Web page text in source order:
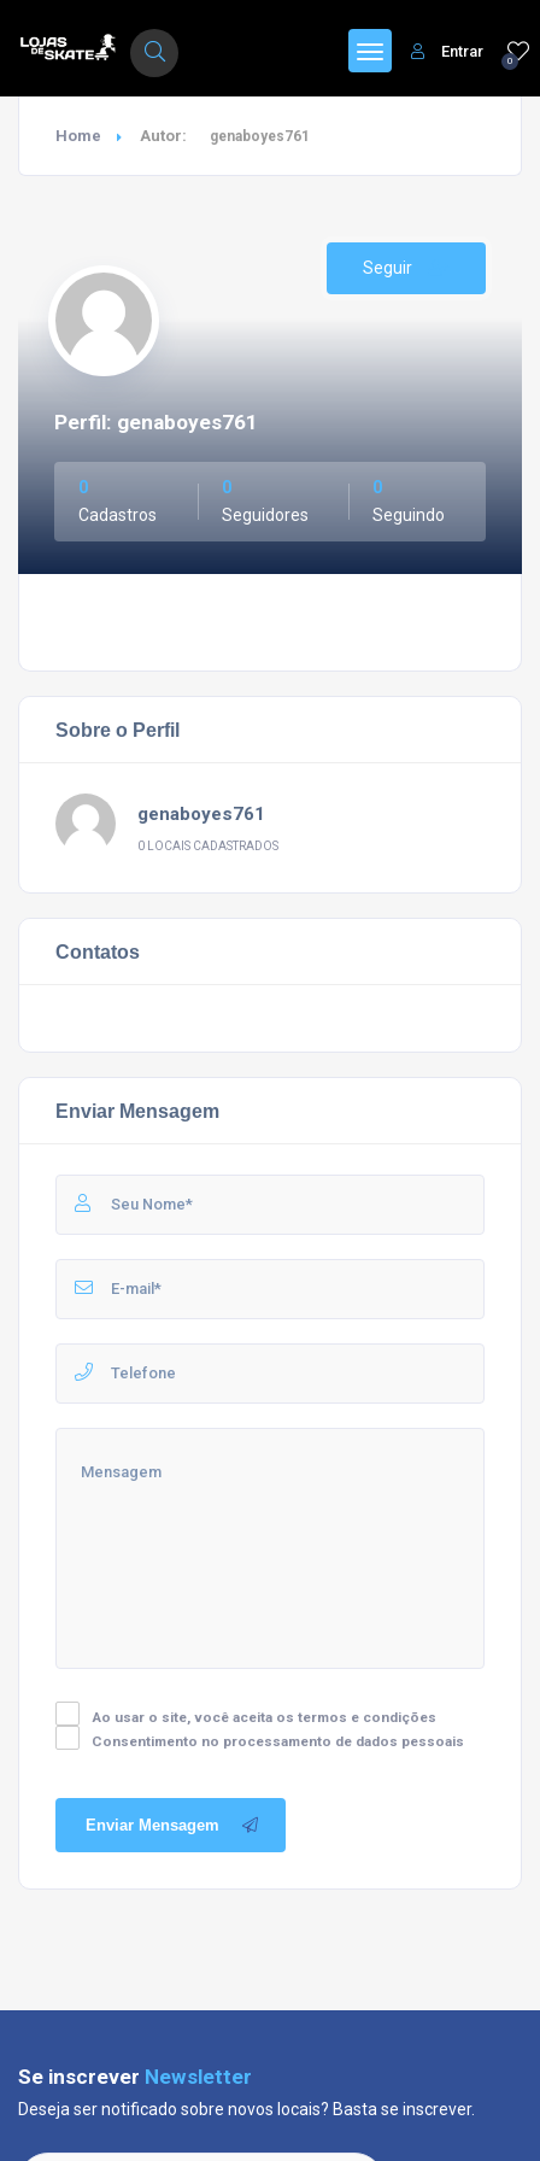
0
Entrar
Home Autor: genaboyes761
Perfil: genaboyes761
0
Cadastros
0
Seguidores
0
Seguindo
Seguir
Sobre o Perfil
genaboyes761
0 LOCAIS CADASTRADOS
Contatos
Enviar Mensagem
Ao usar o site, você aceita os termos e condições
Consentimento no processamento de dados pessoais
Enviar Mensagem
Se inscrever Newsletter
Deseja ser notificado sobre novos locais? Basta se inscrever.